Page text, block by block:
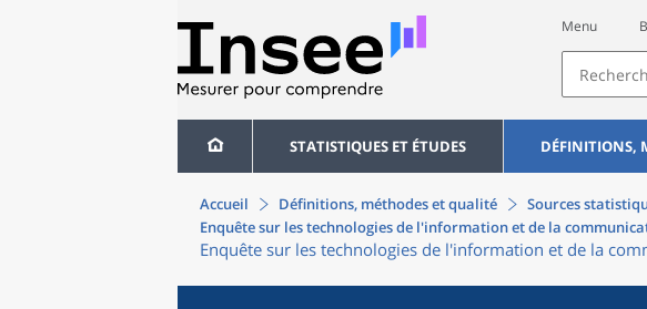
Menu
STATISTIQUES ET ÉTUDES DÉFINITIONS,
Accueil Définitions, méthodes et qualité Sources
Enquête sur les technologies de l'information et de la
Enquête sur les technologies de l'information et de la